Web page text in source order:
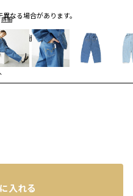
なる場合があります。
詳細
荷 詳細
入れる